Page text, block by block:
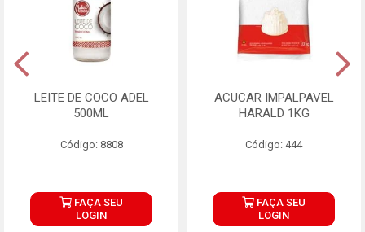
LEITE DE COCO ADEL
500ML
Código: 8808
FAÇA SEU
LOGIN
ACUCAR IMPALPAVEL
HARALD 1KG
Código: 444
FAÇA SEU
LOGIN